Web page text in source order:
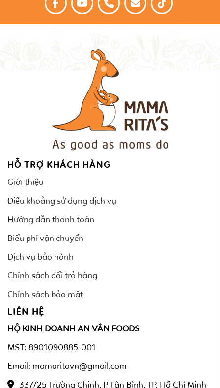
HỖ TRỢ KHÁCH HÀNG
Giới thiệu
Điều khoảng sử dụng dịch vụ
Hướng dẫn thanh toán
Biểu phí vận chuyển
Dịch vụ bảo hành
Chính sách đổi trả hàng
Chính sách bảo mật
LIÊN HỆ
HỘ KINH DOANH AN VÂN FOODS
MST: 8901090885-001
Email: mamaritavn@gmail.com
337/25 Trường Chinh, P Tân Bình, TP. Hồ Chí Minh